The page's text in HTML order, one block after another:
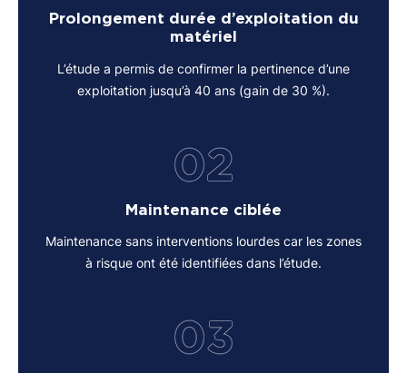
Prolongement durée d’exploitation du
matériel
L’étude a permis de confirmer la pertinence d’une
exploitation jusqu’à 40 ans (gain de 30 %).
02
Maintenance ciblée
Maintenance sans interventions lourdes car les zones
à risque ont été identifiées dans l’étude.
03